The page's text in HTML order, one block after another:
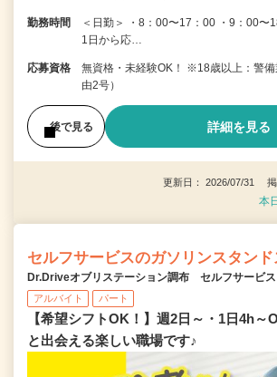
勤務時間
＜日勤＞ ・8：00〜17：00 ・9：00
1日から応…
応募資格
無資格・未経験OK！ ※18歳以上：警
由2号）
後で見る 詳細を見る
更新日： 2026/07/31 掲
本
セルフサービスのガソリンスタンド
Dr.Driveオブリステーション調布 セルフサービス
アルバイト パート
【希望シフトOK！】週2日～・1日4h～
と出会える楽しい職場です♪